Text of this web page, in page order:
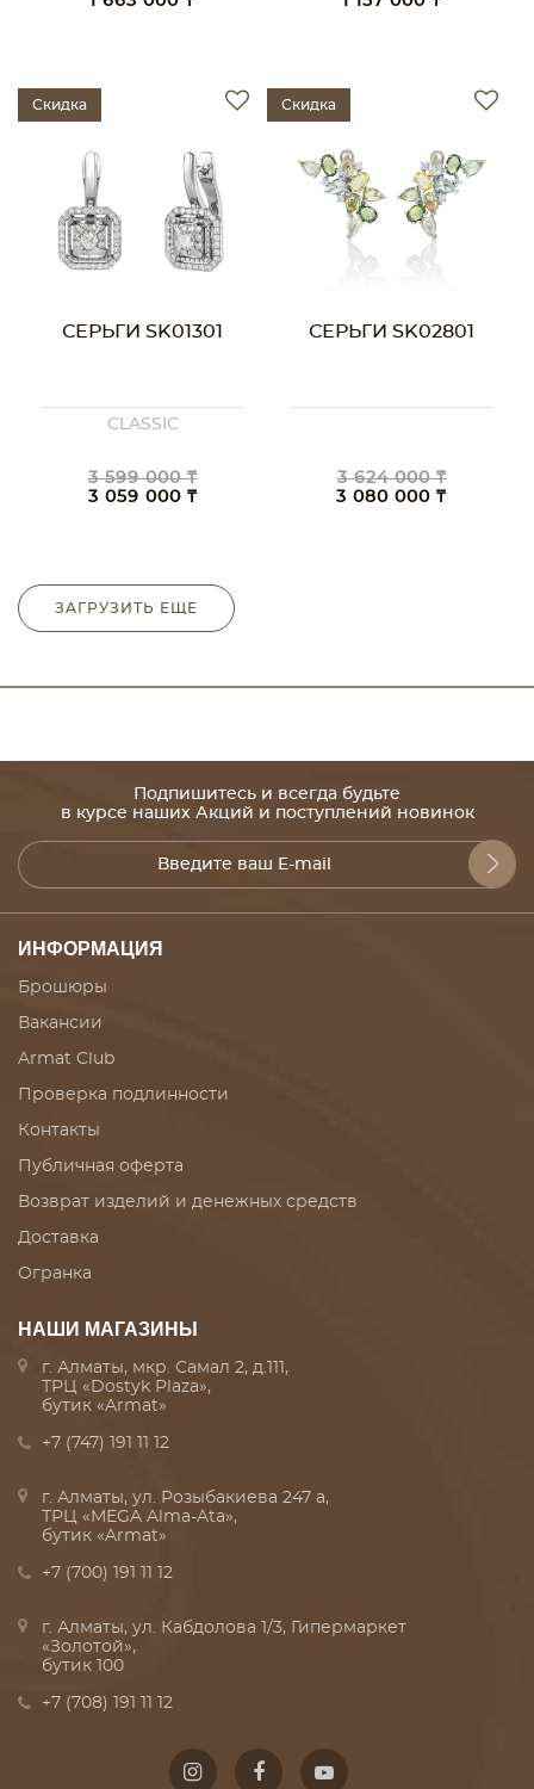
Скидка
СЕРЬГИ SK01301
CLASSIC
3 599 000 ₸
3 059 000 ₸
Скидка
СЕРЬГИ SK02801
3 624 000 ₸
3 080 000 ₸
ЗАГРУЗИТЬ ЕЩЕ
Подпишитесь и всегда будьте
в курсе наших Акций и поступлений новинок
ИНФОРМАЦИЯ
Брошюры
Вакансии
Armat Club
Проверка подлинности
Контакты
Публичная оферта
Возврат изделий и денежных средств
Доставка
Огранка
НАШИ МАГАЗИНЫ
г. Алматы, мкр. Самал 2, д.111,
ТРЦ «Dostyk Plaza»,
бутик «Armat»
+7 (747) 191 11 12
г. Алматы, ул. Розыбакиева 247 а,
ТРЦ «MEGA Alma-Ata»,
бутик «Armat»
+7 (700) 191 11 12
г. Алматы, ул. Кабдолова 1/3, Гипермаркет
«Золотой»,
бутик 100
+7 (708) 191 11 12